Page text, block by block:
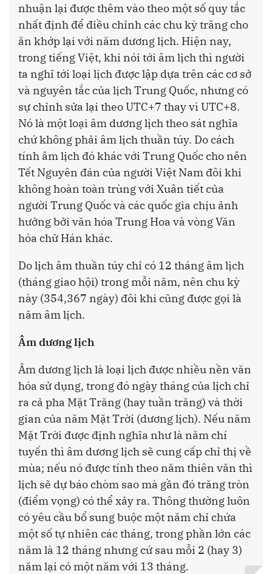
nhuận lại được thêm vào theo một số quy tắc
nhất định để điều chỉnh các chu kỳ trăng cho
ăn khớp lại với năm dương lịch. Hiện nay,
trong tiếng Việt, khi nói tới âm lịch thì người
ta nghĩ tới loại lịch được lập dựa trên các cơ sở
và nguyên tắc của lịch Trung Quốc, nhưng có
sự chỉnh sửa lại theo UTC+7 thay vì UTC+8.
Nó là một loại âm dương lịch theo sát nghĩa
chứ không phải âm lịch thuần túy. Do cách
tính âm lịch đó khác với Trung Quốc cho nên
Tết Nguyên đán của người Việt Nam đôi khi
không hoàn toàn trùng với Xuân tiết của
người Trung Quốc và các quốc gia chịu ảnh
hưởng bởi văn hóa Trung Hoa và vòng Văn
hóa chữ Hán khác.
Do lịch âm thuần túy chỉ có 12 tháng âm lịch
(tháng giao hội) trong mỗi năm, nên chu kỳ
này (354,367 ngày) đôi khi cũng được gọi là
năm âm lịch.
Âm dương lịch
Âm dương lịch là loại lịch được nhiều nền văn
hóa sử dụng, trong đó ngày tháng của lịch chỉ
ra cả pha Mặt Trăng (hay tuần trăng) và thời
gian của năm Mặt Trời (dương lịch). Nếu năm
Mặt Trời được định nghĩa như là năm chí
tuyến thì âm dương lịch sẽ cung cấp chỉ thị về
mùa; nếu nó được tính theo năm thiên văn thì
lịch sẽ dự báo chòm sao mà gần đó trăng tròn
(điểm vọng) có thể xảy ra. Thông thường luôn
có yêu cầu bổ sung buộc một năm chỉ chứa
một số tự nhiên các tháng, trong phần lớn các
năm là 12 tháng nhưng cứ sau mỗi 2 (hay 3)
năm lại có một năm với 13 tháng.